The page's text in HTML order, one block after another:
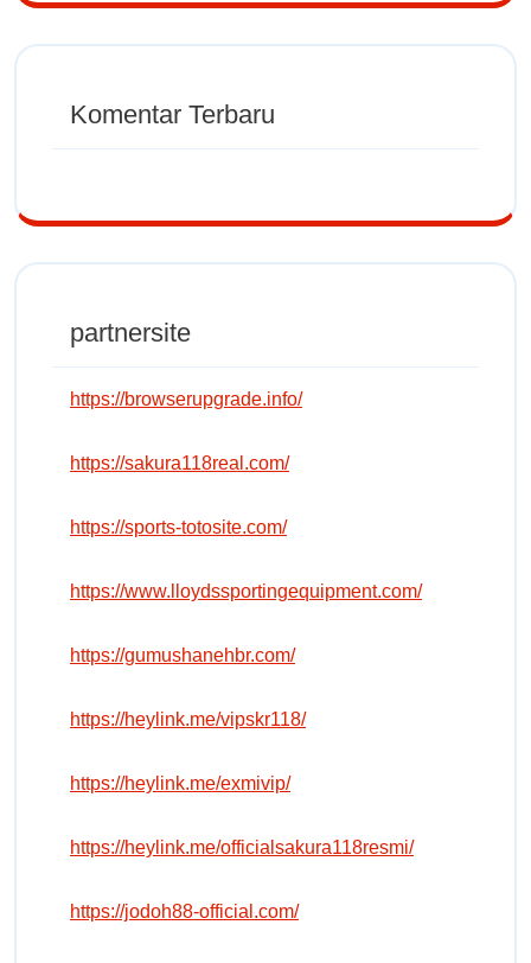
Komentar Terbaru
partnersite
https://browserupgrade.info/
https://sakura118real.com/
https://sports-totosite.com/
https://www.lloydssportingequipment.com/
https://gumushanehbr.com/
https://heylink.me/vipskr118/
https://heylink.me/exmivip/
https://heylink.me/officialsakura118resmi/
https://jodoh88-official.com/